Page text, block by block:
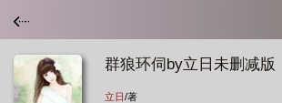
群狼环伺by立日未删减版
立日/著